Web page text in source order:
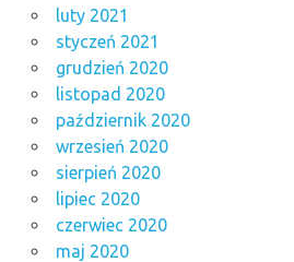
luty 2021
styczeń 2021
grudzień 2020
listopad 2020
październik 2020
wrzesień 2020
sierpień 2020
lipiec 2020
czerwiec 2020
maj 2020